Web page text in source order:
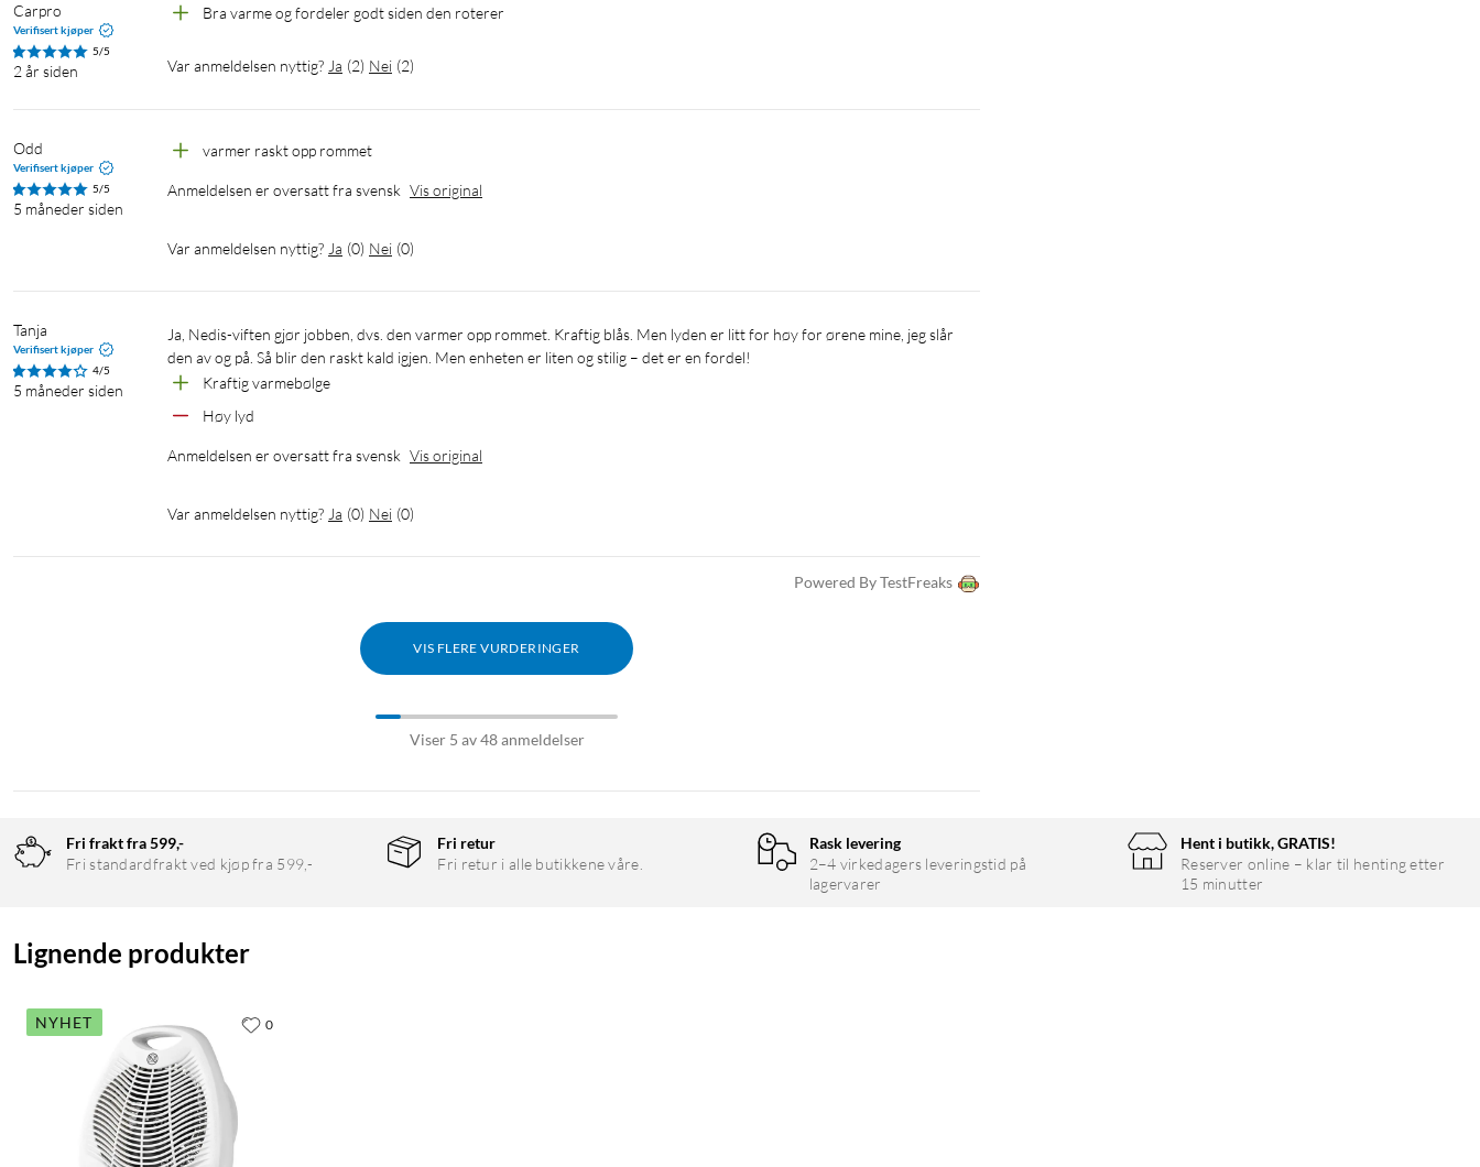
Carpro
Verifisert kjøper
5/5
2 år siden
Bra varme og fordeler godt siden den roterer
Var anmeldelsen nyttig? Ja (2) Nei (2)
Odd
Verifisert kjøper
5/5
5 måneder siden
varmer raskt opp rommet
Anmeldelsen er oversatt fra svensk Vis original
Var anmeldelsen nyttig? Ja (0) Nei (0)
Tanja
Verifisert kjøper
4/5
5 måneder siden
Ja, Nedis-viften gjør jobben, dvs. den varmer opp rommet. Kraftig blås. Men lyden er litt for høy for ørene mine, jeg slår
den av og på. Så blir den raskt kald igjen. Men enheten er liten og stilig – det er en fordel!
Kraftig varmebølge
Høy lyd
Anmeldelsen er oversatt fra svensk Vis original
Var anmeldelsen nyttig? Ja (0) Nei (0)
Powered By TestFreaks
VIS FLERE VURDERINGER
Viser 5 av 48 anmeldelser
Fri frakt fra 599,-
Fri standardfrakt ved kjøp fra 599,-
Fri retur
Fri retur i alle butikkene våre.
Rask levering
2–4 virkedagers leveringstid på
lagervarer
Hent i butikk, GRATIS!
Reserver online – klar til henting etter
15 minutter
Lignende produkter
NYHET 0